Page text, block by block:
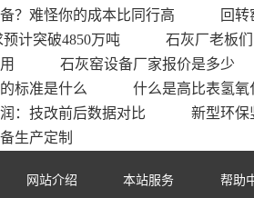
？难怪你的成本比同行高
回
计突破4850万吨
石灰厂老板
石灰窑设备厂家报价是多少
标准是什么
什么是高比表氢
：技改前后数据对比
新型环保
生产定制
网站介绍 本站服务 帮助